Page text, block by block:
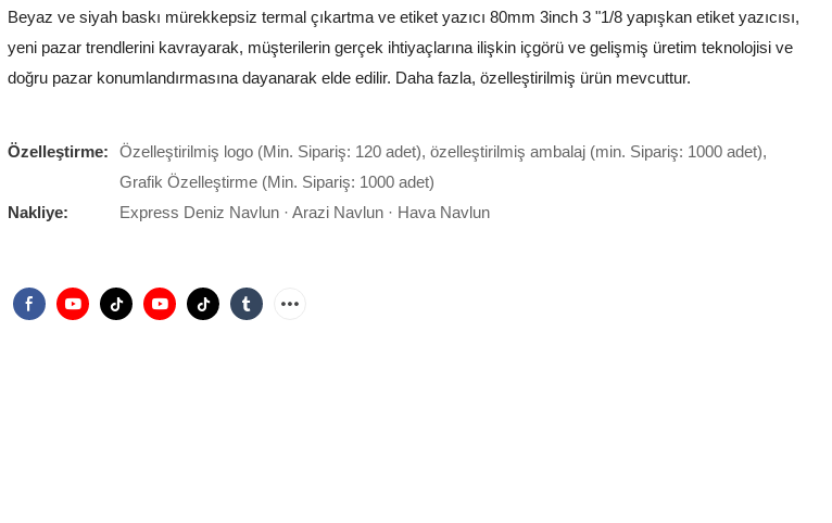
Beyaz ve siyah baskı mürekkepsiz termal çıkartma ve etiket yazıcı 80mm 3inch 3 "1/8 yapışkan etiket yazıcısı,
yeni pazar trendlerini kavrayarak, müşterilerin gerçek ihtiyaçlarına ilişkin içgörü ve gelişmiş üretim teknolojisi ve
doğru pazar konumlandırmasına dayanarak elde edilir. Daha fazla, özelleştirilmiş ürün mevcuttur.
Özelleştirme:
Özelleştirilmiş logo (Min. Sipariş: 120 adet), özelleştirilmiş ambalaj (min. Sipariş: 1000 adet),
Grafik Özelleştirme (Min. Sipariş: 1000 adet)
Nakliye:
Express Deniz Navlun · Arazi Navlun · Hava Navlun